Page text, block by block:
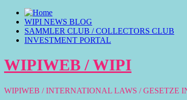
WIPI NEWS BLOG
SAMMLER CLUB / COLLECTORS CLUB
INVESTMENT PORTAL
WIPIWEB / WIPI
WIPIWEB / INTERNATIONAL LAWS / GESETZE